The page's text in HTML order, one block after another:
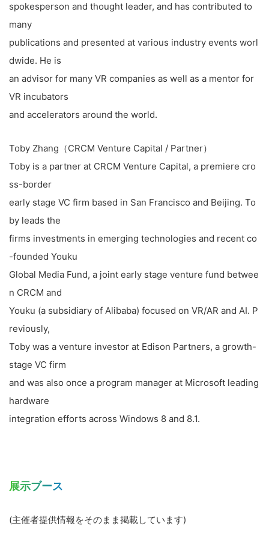
spokesperson and thought leader, and has contributed to
many
publications and presented at various industry events worl
dwide. He is
an advisor for many VR companies as well as a mentor for
VR incubators
and accelerators around the world.
Toby Zhang（CRCM Venture Capital / Partner）
Toby is a partner at CRCM Venture Capital, a premiere cro
ss-border
early stage VC firm based in San Francisco and Beijing. To
by leads the
firms investments in emerging technologies and recent co
-founded Youku
Global Media Fund, a joint early stage venture fund betwee
n CRCM and
Youku (a subsidiary of Alibaba) focused on VR/AR and AI. P
reviously,
Toby was a venture investor at Edison Partners, a growth-
stage VC firm
and was also once a program manager at Microsoft leading
hardware
integration efforts across Windows 8 and 8.1.
展示ブース
(主催者提供情報をそのまま掲載しています)